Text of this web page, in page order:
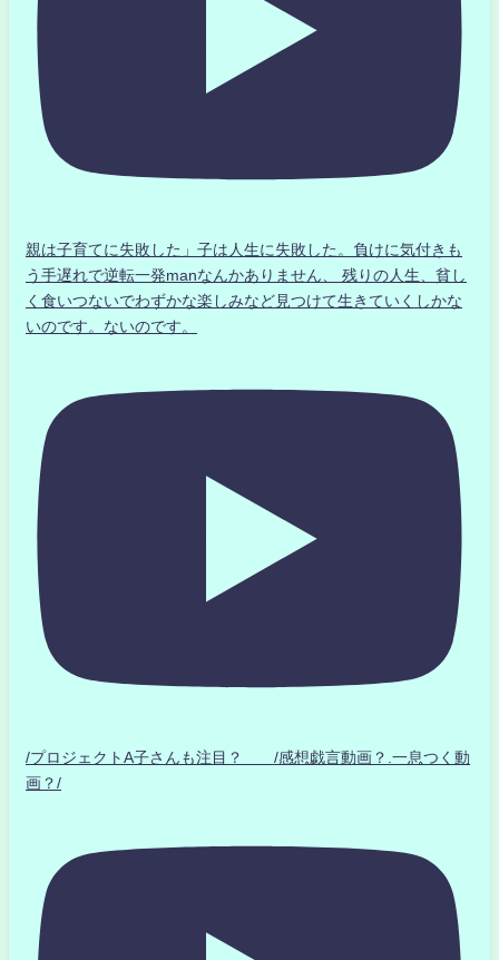
親は子育てに失敗した」子は人生に失敗した。負けに気付きも
う手遅れで逆転一発manなんかありません、 残りの人生、貧し
く食いつないでわずかな楽しみなど見つけて生きていくしかな
いのです。ないのです。
/プロジェクトA子さんも注目？ /感想戯言動画？.一息つく動
画？/